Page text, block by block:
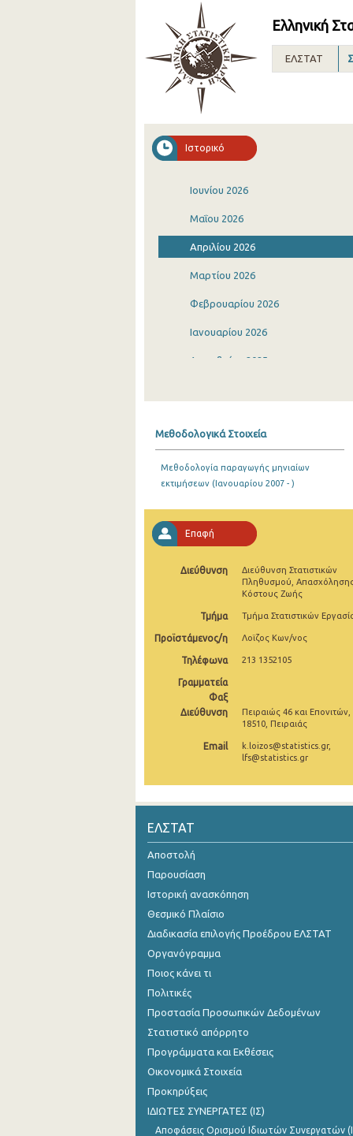
Ελληνική
ΕΛΣΤΑΤ
Ιστορικό
Ιουνίου 2026
Μαΐου 2026
Απριλίου 2026
Μαρτίου 2026
Φεβρουαρίου 2026
Ιανουαρίου 2026
Δεκεμβρίου 2025
Αυγούστου 2025
Ιουνίου 2025
Απριλίου 2025
Μαρτίου 2025
Φεβρουαρίου 2025
Δεκεμβρίου 2024
Νοεμβρίου 2024
Οκτωβρίου 2024
Σεπτεμβρίου 2024
Ιουλίου 2024
Ιουνίου 2024
Μαΐου 2024
Απριλίου 2024
Μαρτίου 2024
Ιανουαρίου 2024
Νοεμβρίου 2023
Οκτωβρίου 2023
Σεπτεμβρίου 2023
Μεθοδολογικά Στοιχεία
Μεθοδολογία παραγωγής μηνιαίων
εκτιμήσεων (Ιανουαρίου 2007 - )
Επαφή
Διεύθυνση
Διεύθυνση Στατιστικών
Πληθυσμού, Απασχόλησης
Κόστους Ζωής
Τμήμα Τμήμα Στατιστικών
Προϊστάμενος/η Λοϊζος Κων/νος
Τηλέφωνα 213 1352105
Γραμματεία
Φαξ
Διεύθυνση
Πειραιώς 46 και
18510, Πειραιάς
Email
k.loizos@statistics.gr,
lfs@statistics.gr
ΕΛΣΤΑΤ
Αποστολή
Παρουσίαση
Ιστορική ανασκόπηση
Θεσμικό Πλαίσιο
Διαδικασία επιλογής Προέδρου ΕΛΣΤΑΤ
Οργανόγραμμα
Ποιος κάνει τι
Πολιτικές
Προστασία Προσωπικών Δεδομένων
Στατιστικό απόρρητο
Προγράμματα και Εκθέσεις
Οικονομικά Στοιχεία
Προκηρύξεις
ΙΔΙΩΤΕΣ ΣΥΝΕΡΓΑΤΕΣ (ΙΣ)
Αποφάσεις Ορισμού Ιδιωτών Συνεργατών